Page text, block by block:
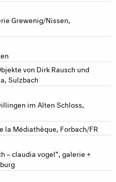
Grewenig/Nissen,
von Dirk Rausch und
Sulzbach
im Alten Schloss,
Médiathèque, Forbach/FR
– claudia vogel", galerie +